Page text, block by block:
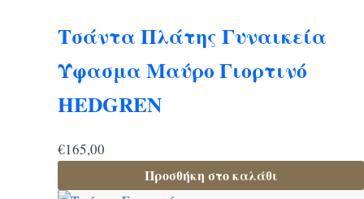
Τσάντα Πλάτης Γυναικεία
Ύφασμα Μαύρο Γιορτινό
HEDGREN
€165,00
Προσθήκη στο καλάθι